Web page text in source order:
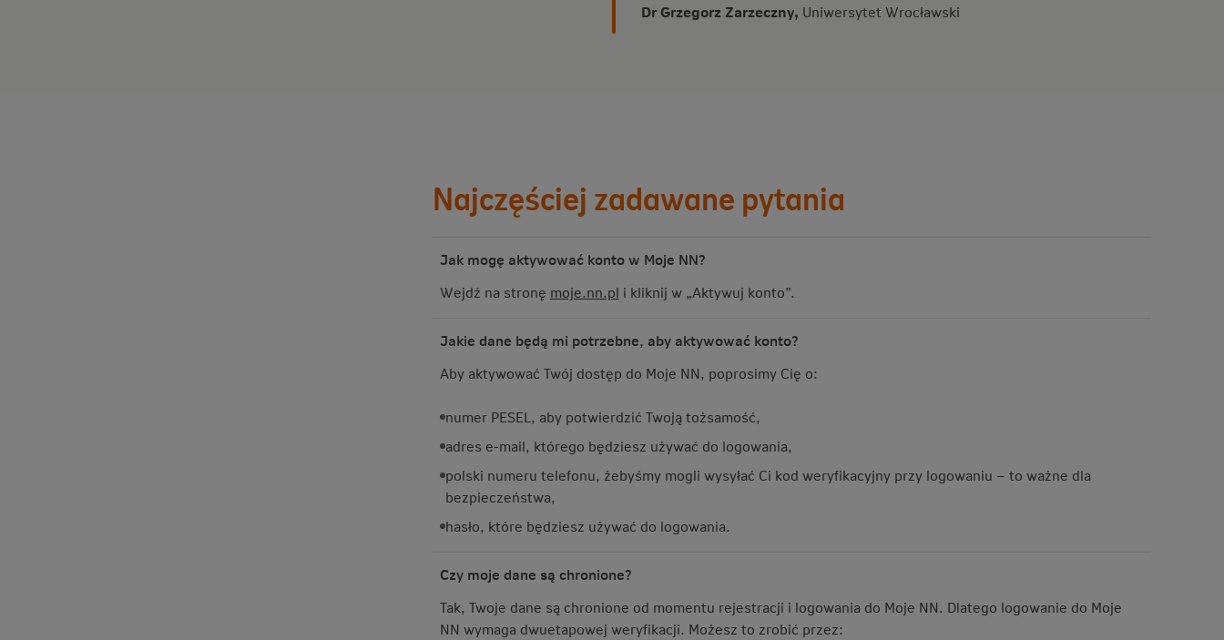
Dr Grzegorz Zarzeczny, Uniwersytet Wrocławski
Najczęściej zadawane pytania
Jak mogę aktywować konto w Moje NN?
Wejdź na stronę moje.nn.pl i kliknij w „Aktywuj konto”.
Jakie dane będą mi potrzebne, aby aktywować konto?
Aby aktywować Twój dostęp do Moje NN, poprosimy Cię o:
numer PESEL, aby potwierdzić Twoją tożsamość,
adres e-mail, którego będziesz używać do logowania,
polski numeru telefonu, żebyśmy mogli wysyłać Ci kod weryfikacyjny przy logowaniu – to ważne dla
bezpieczeństwa,
hasło, które będziesz używać do logowania.
Czy moje dane są chronione?
Tak, Twoje dane są chronione od momentu rejestracji i logowania do Moje NN. Dlatego logowanie do Moje
NN wymaga dwuetapowej weryfikacji. Możesz to zrobić przez: